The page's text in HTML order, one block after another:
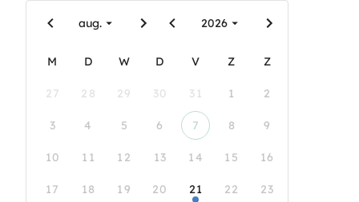
aug. 2026
M D W D V Z Z
27 28 29 30 31 1 2
3 4 5 6 7 8 9
10 11 12 13 14 15 16
17 18 19 20 21 22 23